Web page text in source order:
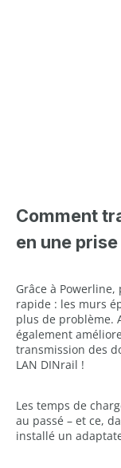
Comment
en une
Grâce à
rapide : les murs
plus de problème.
également
transmission des
LAN DINrail !
Les temps de
au passé – et ce,
installé un